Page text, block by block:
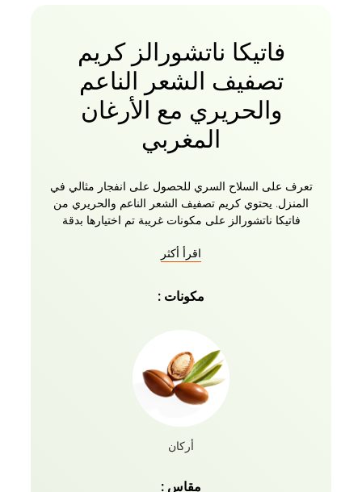
فاتيكا ناتشورالز كريم
تصفيف الشعر الناعم
والحريري مع الأرغان
المغربي
تعرف على السلاح السري للحصول على انفجار مثالي في
المنزل. يحتوي كريم تصفيف الشعر الناعم والحريري من
فاتيكا ناتشورالز على مكونات غريبة تم اختيارها بدقة
بالفوائد المختلفة لزيت الأرغان المختار بعناية من المغرب ،
يحدث من قبل في تركيبة كريم الشعر الفريدة هذه من
فاتيكا. هذه هي أساسيات العناية بالشعر المصنوعة من
والتالف. نتأكد من عدم تضمين أي مكونات قاسية في
تركيباتنا ، حتى تشعر بالثقة والأمان والعناية. مع كريم فاتيكا
للشعر ، دع الشعر غير الصحي يكون آخر ما يقلقك. امنح
نفسك هذا الأسلوب الإضافي والمظهر الذي يستحقه
اقرأ أكثر
مكونات :
أركان
مقاس :